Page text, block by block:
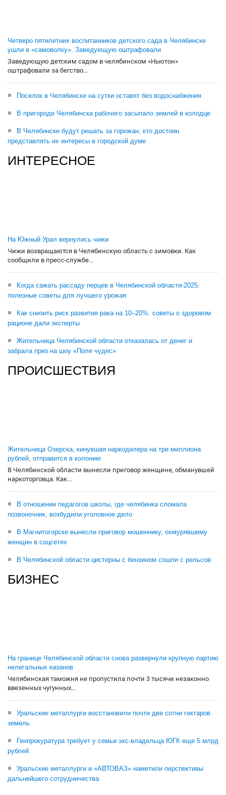
Четверо пятилетних воспитанников детского сада в Челябинске
ушли в «самоволку». Заведующую оштрафовали
Заведующую детским садом в челябинском «Ньютон»
оштрафовали за бегство...
Поселок в Челябинске на сутки оставят без водоснабжения
В пригороде Челябинска рабочего засыпало землей в колодце
В Челябинске будут решать за горожан, кто достоин
представлять их интересы в городской думе
ИНТЕРЕСНОЕ
На Южный Урал вернулись чижи
Чижи возвращаются в Челябинскую область с зимовки. Как
сообщили в пресс-службе...
Когда сажать рассаду перцев в Челябинской области-2025:
полезные советы для лучшего урожая
Как снизить риск развития рака на 10–20%: советы о здоровом
рационе дали эксперты
Жительница Челябинской области отказалась от денег и
забрала приз на шоу «Поле чудес»
ПРОИСШЕСТВИЯ
Жительница Озерска, кинувшая наркодилера на три миллиона
рублей, отправится в колонию
В Челябинской области вынесли приговор женщине, обманувшей
наркоторговца. Как...
В отношении педагогов школы, где челябинка сломала
позвоночник, возбудили уголовное дело
В Магнитогорске вынесли приговор мошеннику, охмурявшему
женщин в соцсетях
В Челябинской области цистерны с бензином сошли с рельсов
БИЗНЕС
На границе Челябинской области снова развернули крупную партию
нелегальных казанов
Челябинская таможня не пропустила почти 3 тысячи незаконно
ввезенных чугунных...
Уральские металлурги восстановили почти две сотни гектаров
земель
Генпрокуратура требует у семьи экс-владельца ЮГК еще 5 млрд
рублей
Уральские металлурги и «АВТОВАЗ» наметили перспективы
дальнейшего сотрудничества